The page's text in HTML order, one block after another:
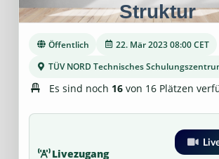
Struktur
Öffentlich
22. Mär 2023 08:00 CET
TÜV NORD Technisches
Es sind noch 16von 16 Plätzen
Livezugang